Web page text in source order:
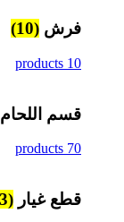
فرش (10)
10 products
قسم اللحام
70 products
قطع غيار (13)